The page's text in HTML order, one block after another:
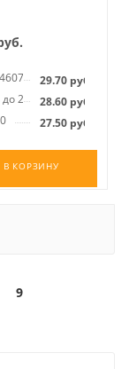
29.70руб.
2303928.60руб.
27.50руб.
В КОРЗИНУ
9